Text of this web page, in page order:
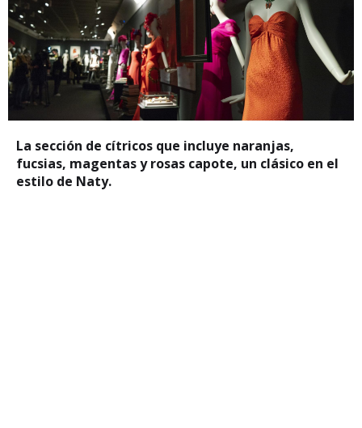
La sección de cítricos que incluye naranjas,
fucsias, magentas y rosas capote, un clásico en el
estilo de Naty.